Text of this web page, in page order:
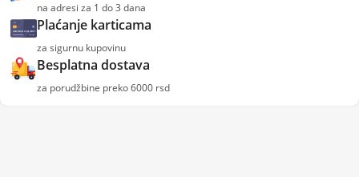
na adresi za 1 do 3 dana
Plaćanje karticama
za sigurnu kupovinu
Besplatna dostava
za porudžbine preko 6000 rsd